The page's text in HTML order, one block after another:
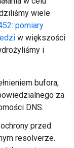
wiele
pomiary
w większości
i
bufora,
za
DNS.
przed
resolverze.